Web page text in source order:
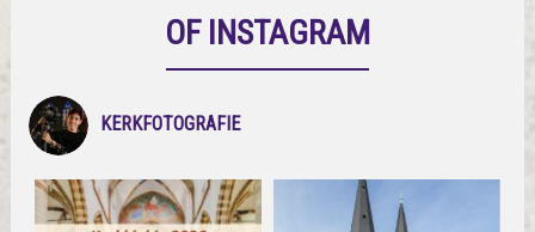
OF INSTAGRAM
KERKFOTOGRAFIE